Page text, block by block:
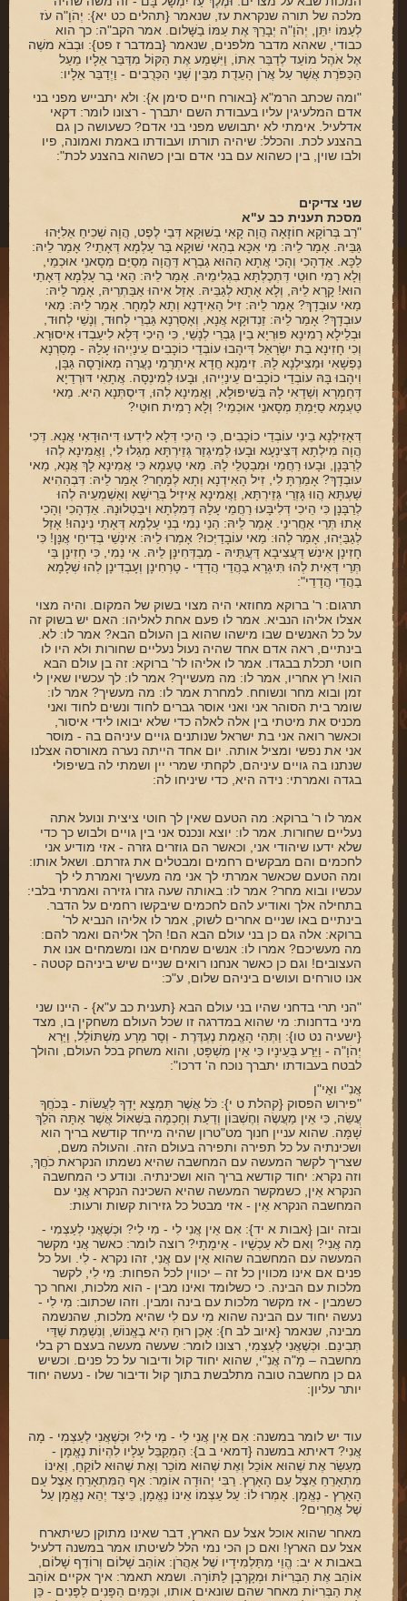
תרומות
שאלות ותשובות
קבלת קהל
חנות ספרים
מאמרים
הבעל שם-טוב
אירועים מיוחדים
מלכה של תורה שנקראת עז, שנאמר {תהלים כט יא}: יְהֹוָ"ה עֹז
לְעַמּוֹ יִתֵּן, יְהֹוָ"ה יְבָרֵךְ אֶת עַמּוֹ בַשָּׁלום. אמר הקב"ה: כך הוא
כבודי, שאהא מדבר מלפנים, שנאמר {במדבר ז פט}: וּבְבֹא משֶׁה
אֶל אֹהֶל מוֹעֵד לְדַבֵּר אִתּוֹ, וַיִּשְׁמַע אֶת הַקּוֹל מִדַּבֵּר אֵלָיו מֵעַל
הַכַּפֹּרֶת אֲשֶׁר עַל אֲרֹן הָעֵדֻת מִבֵּין שְׁנֵי הַכְּרֻבִים - וַיְדַבֵּר אֵלָיו:
"ומה שכתב הרמ"א {באורח חיים סימן א}: ולא יתבייש מפני בני
אדם המלעיגין עליו בעבודת השם יתברך - רצונו לומר: דקאי
אדלעיל. אימתי לא יתבושש מפני בני אדם? כשעושה כן גם
בהצנע לכת. והכלל: שיהיה תורתו ועבודתו באמת ואמונה, פיו
ולבו שוין, בין כשהוא עם בני אדם ובין כשהוא בהצנע לכת":
שני צדיקים
מסכת תענית כב ע"א
"רַב בְּרוֹקָא חוֹזָאָה הֲוָה קָאִי בְשׁוּקָא דְּבֵי לֶפֶט, הֲוָה שְׁכִיחַ אֵלִיָּהוּ
גַּבֵּיהּ. אָמַר לֵיהּ: מִי אִכָּא בְהַאי שׁוּקָא בַּר עָלְמָא דְּאָתֵי? אָמַר לֵיהּ:
לֵכָּא. אַדְהָכִי וְהָכִי אֲתָא הַהוּא גַבְרָא דַּהֲוָה מְסַיֵּם מְסָאנֵי אוּכְמֵי,
וְלָא רָמִי חוּטֵי דְּתְכֶלְתָּא בִגְלִימֵיהּ. אָמַר לֵיהּ: הַאי בַר עָלְמָא דְּאָתֵי
הוּא! קָרָא לֵיהּ, וְלָא אָתָא לְגַבֵּיהּ. אָזַל אִיהוּ אַבַּתְרֵיהּ, אָמַר לֵיהּ:
מַאי עוּבְדָךְ? אָמַר לֵיהּ: זִיל הָאִידְנָא וְתָא לְמָחָר. אָמַר לֵיהּ: מָאי
עוּבְדָךְ? אָמַר לֵיהּ: זַנְדוּקָא אֲנָא, וְאָסַרְנָא גַּבְרֵי לְחוּד, וְנָשֵׁי לְחוּד,
וּבְלֵילָא רָמִינָא פּוּרְיָא בֵין גַּבְרֵי לְנָשֵׁי, כִּי הֵיכִי דְּלָא לִיעַבְדוּ אִיסוּרָא.
וְכִי חָזִינָא בַת יִשְׂרָאֵל דִּיהָבוּ עוֹבְדֵי כוֹכָבִים עֵינַיְיהוּ עָלַהּ - מָסַרְנָא
נַפְשָׁאִי וּמַצִילְנָא לָהּ. זִימְנָא חֲדָא אִיתְרַמֵי נַעֲרָה מְאוֹרָסָה גַּבָּן,
וִיהָבוּ בָּהּ עוֹבְדֵי כוֹכָבִים עֵינַיְיהוּ, וּבָעוּ לְמִינְסָה. אֲתָאִי דּוּרְדַיָא
דְּחַמְרָא וְשַׁדָאִי לָהּ בְּשִׁיפּוּלָא, וַאֲמִינָא לְהוּ, דִּיסְתְּנָא הִיא. מַאי
טַעְמָא סַיַּמְתְּ מְסָאנֵי אוּכְמֵי? וְלָא רָמִית חוּטֵי?
דְּאָזִילְנָא בֵינִי עוֹבְדֵי כוֹכָבִים, כִּי הֵיכִי דְּלָא לִידְעוּ דִּיהוּדָאִי אֲנָא. דְּכִי
הֲוָה מִילְתָא דְּצִינְעָא וּבָעוּ לְמִיגְזַר גְּזֵירְתָּא מְגַלוּ לִי, וַאֲמִינָא לְהוּ
לְרַבָּנָן, וּבָעוּ רַחֲמֵי וּמְבַטְלֵי לָהּ. מַאי טַעְמָא כִּי אֲמִינָא לָךְ אֲנָא, מַאי
עוּבְדָךְ? אָמַרְתָּ לִי, זִיל הָאִידְנָא וְתָא לְמָחָר? אָמַר לֵיהּ: דִּבְהַהִיא
שַׁעְתָּא הֲווּ גָּזְרֵי גְּזֵירְתָּא, וַאֲמִינָא אֵיזִיל בְּרֵישָׁא וְאַשְׁמְעֵיהּ לְהוּ
לְרַבָּנָן כִּי הֵיכִי דְּלִיבָּעוּ רַחֲמֵי עָלַהּ דְּמִלְתָא וִיבַטְלוּנָהּ. אַדְהָכִי וְהָכִי
אָתוּ תְּרֵי אַחֲרִינֵי. אָמַר לֵיהּ: הַנֵי נַמִי בְנֵי עַלְמָא דְּאָתֵי נִינְהוּ! אָזַל
לְגַבַּיְּהוּ, אָמַר לְהוּ: מַאי עוֹבָדַיְּכוּ? אָמְרוּ לֵיהּ: אִינְשֵׁי בְדִיחֵי אֲנָּן! כִּי
חָזִינָן אִינִשׁ דַּעֲצִיבָא דַּעֲתֵּיהּ - מְבַדְּחִינָּן לֵיהּ. אִי נַמִי, כִּי חָזִינָן בֵּי
תְּרֵי דְּאִית לְהוּ תִּיגְרָא בַהֲדֵי הֲדָדֵי - טָרְחִינָן וְעָבְדִינָן לְהוּ שְׁלָמָא
בַהֲדֵי הֲדָדֵי":
תרגום: ר' ברוקא מחוזאי היה מצוי בשוק של המקום. והיה מצוי
אצלו אליהו הנביא. אמר לו פעם אחת לאליהו: האם יש בשוק זה
על כל האנשים שבו מישהו שהוא בן העולם הבא? אמר לו: לא.
בינתיים, ראה אדם אחד שהיה נעול נעליים שחורות ולא היו לו
חוטי תכלת בבגדו. אמר לו אליהו לר' ברוקא: זה בן עולם הבא
הוא! רץ אחריו, אמר לו: מה מעשייך? אמר לו: לך עכשיו שאין לי
זמן ובוא מחר ונשוחח. למחרת אמר לו: מה מעשיך? אמר לו:
שומר בית הסוהר אני ואני אוסר גברים לחוד ונשים לחוד ואני
מכניס את מיטתי בין אלה לאלה כדי שלא יבואו לידי איסור,
וכאשר רואה אני בת ישראל שנותנים גויים עיניהם בה - מוסר
אני את נפשי ומציל אותה. יום אחד הייתה נערה מאורסה אצלנו
שנתנו בה גויים עיניהם, לקחתי שמרי יין ושמתי לה בשיפולי
בגדה ואמרתי: נידה היא, כדי שיניחו לה:
אמר לו ר' ברוקא: מה הטעם שאין לך חוטי ציצית ונועל אתה
נעליים שחורות. אמר לו: יוצא ונכנס אני בין גויים ולבוש כך כדי
שלא ידעו שיהודי אני, וכאשר הם גוזרים גזרה - אזי מודיע אני
לחכמים והם מבקשים רחמים ומבטלים את גזרתם. ושאל אותו:
ומה הטעם שכאשר אמרתי לך אני מה מעשיך ואמרת לי לך
עכשיו ובוא מחר? אמר לו: באותה שעה גזרו גזירה ואמרתי בלבי:
בתחילה אלך ואודיע להם לחכמים שיבקשו רחמים על הדבר.
בינתיים באו שניים אחרים לשוק, אמר לו אליהו הנביא לר'
ברוקא: אלה גם כן בני עולם הבא הם! הלך אליהם ואמר להם:
מה מעשיכם? אמרו לו: אנשים שמחים אנו ומשמחים אנו את
העצובים! וגם כן כאשר אנחנו רואים שניים שיש ביניהם קטטה -
אנו טורחים ועושים ביניהם שלום, ע"כ:
"הני תרי בדחני שהיו בני עולם הבא {תענית כב ע"א} - היינו שני
מיני בדחנות: מי שהוא במדרגה זו שכל העולם משחקין בו, מצד
{ישעיה נט טו}: וַתְּהִי הָאֱמֶת נֶעְדֶּרֶת - וְסָר מֵרָע מִשְׁתּוֹלֵל, וַיַּרְא
יְהֹוָ"ה - וַיֵּרַע בְּעֵינָיו כִּי אֵין מִשְׁפָּט, והוא משחק בכל העולם, והולך
לבטח בעבודתו יתברך נוכח ה' דרכו":
אֲנִ"י ואֵי"ן
"פירוש הפסוק {קהלת ט י}: כֹּל אֲשֶׁר תִּמְצָא יָדְךָ לַעֲשׂוֹת - בְּכֹחֲךָ
עֲשֵׂה, כִּי אֵין מַעֲשֶׂה וְחֶשְׁבּוֹן וְדַעַת וְחָכְמָה בִּשְׁאוֹל אֲשֶׁר אַתָּה הֹלֵךְ
שָׁמָּה. שהוא עניין חנוך מט"טרון שהיה מייחד קודשא בריך הוא
ושכינתיה על כל תפירה ותפירה בעולם הזה. והעולה משם,
שצריך לקשר המעשה עם המחשבה שהיא נשמתו הנקראת כֹחֲךָ,
וזה נקרא: יחוד קודשא בריך הוא ושכינתיה. ונודע כי המחשבה
הנקרא אֵין, כשמקשר המעשה שהיא השכינה הנקרא אֲנִי עם
המחשבה הנקרא אֵין - אזי מבטל כל גזירות קשות ורעות:
ובזה יובן {אבות א יד}: אִם אֵין אֲנִי לִי - מִי לִי? וּכְשֶׁאֲנִי לְעַצְמִי -
מָה אֲנִי? וְאִם לֹא עַכְשָׁיו - אֵימָתָי? רוצה לומר: כאשר אֲנִי מקשר
המעשה עם המחשבה שהוא אֵין עם אֲנִי, זהו נקרא - לִי. ועל כל
פנים אם אינו מכווין כל זה – יכווין לכל הפחות: מִי לִי, לקשר
מלכות עם הבינה. כי כשלומד ואינו מבין - הוא מלכות, ואחר כך
כשמבין - אז מקשר מלכות עם בינה ומבין. וזהו שכתוב: מִי לִי -
נעשה יחוד עם הבינה שהוא מִי עם לִי שהיא מלכות, שהנשמה
מבינה, שנאמר {איוב לב ח}: אָכֵן רוּחַ הִיא בֶאֱנוֹשׁ, וְנִשְׁמַת שַׁדַּי
תְּבִינֵם. וּכְשֶׁאֲנִי לְעַצְמִי, רצונו לומר: שעשה מעשה בעצם רק בלי
מחשבה – מָ"ה אֲנִ"י, שהוא יחוד קול ודיבור על כל פנים. וכשיש
גם כן מחשבה טובה מתלבשת בתוך קול ודיבור שלו - נעשה יחוד
יותר עליון:
עוד יש לומר במשנה: אִם אֵין אֲנִי לִי - מִי לִי? וּכְשֶׁאֲנִי לְעַצְמִי - מָה
אֲנִי? דאיתא במשנה {דמאי ב ב}: הַמְקַבֵּל עָלָיו לִהְיוֹת נֶאֱמָן -
מְעַשֵּׂר אֶת שֶׁהוּא אוֹכֵל וְאֶת שֶׁהוּא מוֹכֵר וְאֶת שֶׁהוּא לוֹקֵחַ, וְאֵינוֹ
מִתְאָרֵחַ אֵצֶל עַם הָאָרֶץ. רַבִּי יְהוּדָה אוֹמֵר: אַף הַמִּתְאָרֵחַ אֵצֶל עַם
הָאָרֶץ - נֶאֱמָן. אָמְרוּ לוֹ: עַל עַצְמוֹ אֵינוֹ נֶאֱמָן, כֵּיצַד יְהֵא נֶאֱמָן עַל
שֶׁל אֲחֵרִים?
מאחר שהוא אוכל אצל עם הארץ, דבר שאינו מתוקן כשיתארח
אצל עם הארץ! ואם כן הכי נמי הלל לשיטתו אמר במשנה דלעיל
באבות א יב: הֱוֵי מִתַּלְמִידָיו שֶׁל אַהֲרֹן: אוֹהֵב שָׁלוֹם וְרוֹדֵף שָׁלוֹם,
אוֹהֵב אֶת הַבְּרִיּוֹת וּמְקָרְבָן לַתּוֹרָה. ושמא תאמר: איך אקיים אוֹהֵב
אֶת הַבְּרִיּוֹת מאחר שהם שונאים אותו, וכַּמַּיִם הַפָּנִים לַפָּנִים - כֵּן